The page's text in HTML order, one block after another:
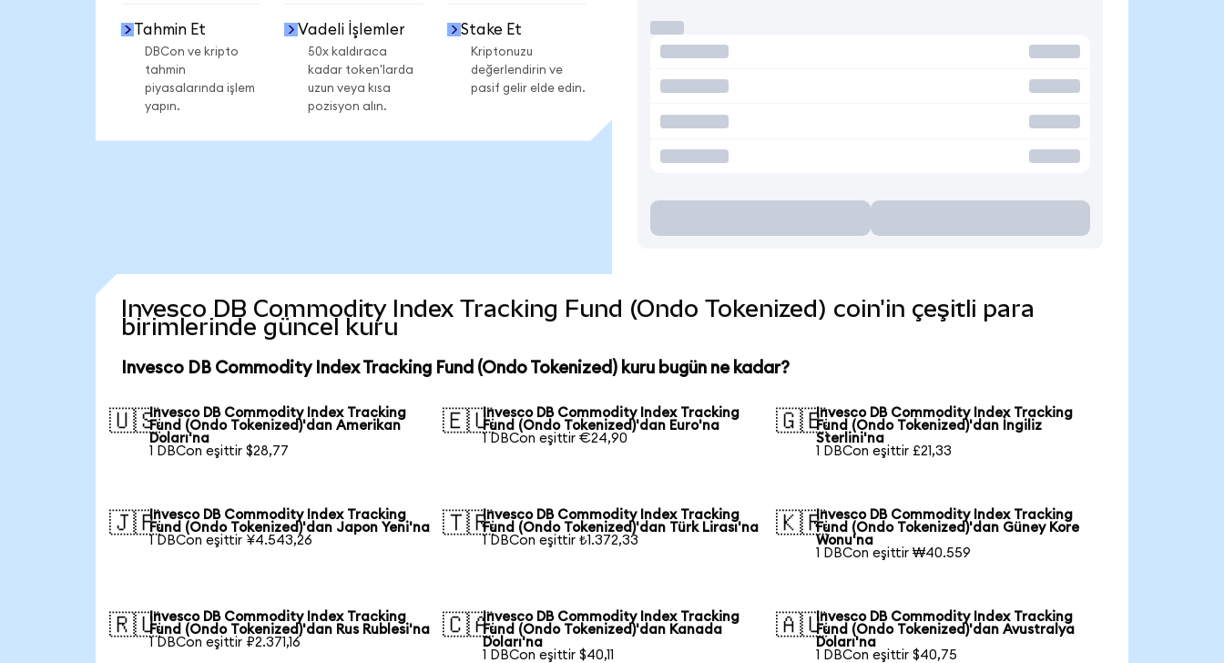
Tahmin Et
DBCon ve kripto
tahmin
piyasalarında işlem
yapın.
Vadeli İşlemler
50x kaldıraca
kadar token'larda
uzun veya kısa
pozisyon alın.
Stake Et
Kriptonuzu
değerlendirin ve
pasif gelir elde edin.
Invesco DB Commodity Index Tracking Fund (Ondo Tokenized) coin'in çeşitli para
birimlerinde güncel kuru
Invesco DB Commodity Index Tracking Fund (Ondo Tokenized) kuru bugün ne kadar?
🇺🇸Invesco DB Commodity Index Tracking
Fund (Ondo Tokenized)'dan Amerikan
Doları'na
1 DBCon eşittir $28,77
🇪🇺Invesco DB Commodity Index Tracking
Fund (Ondo Tokenized)'dan Euro'na
1 DBCon eşittir €24,90
🇬🇧Invesco DB Commodity Index Tracking
Fund (Ondo Tokenized)'dan İngiliz
Sterlini'na
1 DBCon eşittir £21,33
🇯🇵Invesco DB Commodity Index Tracking
Fund (Ondo Tokenized)'dan Japon Yeni'na
1 DBCon eşittir ¥4.543,26
🇹🇷Invesco DB Commodity Index Tracking
Fund (Ondo Tokenized)'dan Türk Lirası'na
1 DBCon eşittir ₺1.372,33
🇰🇷Invesco DB Commodity Index Tracking
Fund (Ondo Tokenized)'dan Güney Kore
Wonu'na
1 DBCon eşittir ₩40.559
🇷🇺Invesco DB Commodity Index Tracking
Fund (Ondo Tokenized)'dan Rus Rublesi'na
1 DBCon eşittir ₽2.371,16
🇨🇦Invesco DB Commodity Index Tracking
Fund (Ondo Tokenized)'dan Kanada
Doları'na
1 DBCon eşittir $40,11
🇦🇺Invesco DB Commodity Index Tracking
Fund (Ondo Tokenized)'dan Avustralya
Doları'na
1 DBCon eşittir $40,75